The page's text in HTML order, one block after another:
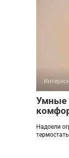
Умные
Надоели